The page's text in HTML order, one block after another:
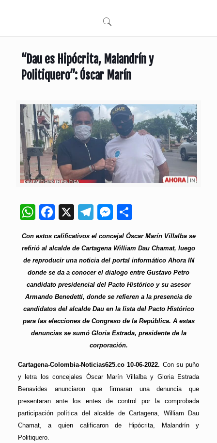
“Dau es Hipócrita, Malandrín y
Politiquero”: Óscar Marín
WhatsApp
Facebook
X Telegram
Messenger
Con estos calificativos el concejal Óscar Marín Villalba se
refirió al alcalde de Cartagena William Dau Chamat, luego
de reproducir una noticia del portal informático Ahora IN
donde se da a conocer el dialogo entre Gustavo Petro
candidato presidencial del Pacto Histórico y su asesor
Armando Benedetti, donde se refieren a la presencia de
candidatos del alcalde Dau en la lista del Pacto Histórico
para las elecciones de Congreso de la República. A estas
denuncias se sumó Gloria Estrada, presidente de la
corporación.
Cartagena-Colombia-Noticias625.co 10-06-2022. Con su puño
y letra los concejales Óscar Marín Villalba y Gloria Estrada
Benavides anunciaron que firmaran una denuncia que
presentaran ante los entes de control por la comprobada
participación política del alcalde de Cartagena, William Dau
Chamat, a quien calificaron de Hipócrita, Malandrín y
Politiquero.